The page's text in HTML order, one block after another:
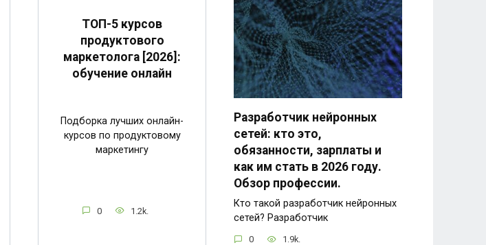
ТОП-5 курсов
продуктового
маркетолога [2026]:
обучение онлайн
Подборка лучших онлайн-
курсов по продуктовому
маркетингу
0 1.2k.
Разработчик нейронных
сетей: кто это,
обязанности, зарплаты и
как им стать в 2026 году.
Обзор профессии.
Кто такой разработчик нейронных
сетей? Разработчик
0 1.9k.